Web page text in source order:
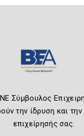
Σύμβουλος
την ίδρυση και την
επιχείρησής σας.